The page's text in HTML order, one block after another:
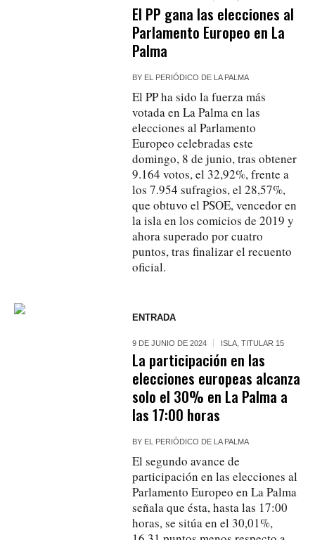
El PP gana las elecciones al
Parlamento Europeo en La
Palma
BY EL PERIÓDICO DE LA PALMA
El PP ha sido la fuerza más
votada en La Palma en las
elecciones al Parlamento
Europeo celebradas este
domingo, 8 de junio, tras obtener
9.164 votos, el 32,92%, frente a
los 7.954 sufragios, el 28,57%,
que obtuvo el PSOE, vencedor en
la isla en los comicios de 2019 y
ahora superado por cuatro
puntos, tras finalizar el recuento
oficial.
ENTRADA
9 DE JUNIO DE 2024 ISLA ,TITULAR 15
La participación en las
elecciones europeas alcanza
solo el 30% en La Palma a
las 17:00 horas
BY EL PERIÓDICO DE LA PALMA
El segundo avance de
participación en las elecciones al
Parlamento Europeo en La Palma
señala que ésta, hasta las 17:00
horas, se sitúa en el 30,01%,